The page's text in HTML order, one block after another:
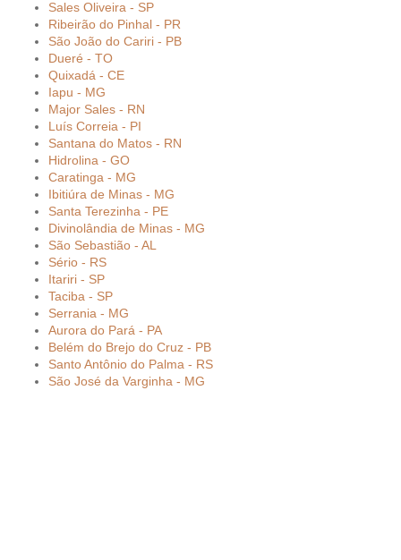
Sales Oliveira - SP
Ribeirão do Pinhal - PR
São João do Cariri - PB
Dueré - TO
Quixadá - CE
Iapu - MG
Major Sales - RN
Luís Correia - PI
Santana do Matos - RN
Hidrolina - GO
Caratinga - MG
Ibitiúra de Minas - MG
Santa Terezinha - PE
Divinolândia de Minas - MG
São Sebastião - AL
Sério - RS
Itariri - SP
Taciba - SP
Serrania - MG
Aurora do Pará - PA
Belém do Brejo do Cruz - PB
Santo Antônio do Palma - RS
São José da Varginha - MG